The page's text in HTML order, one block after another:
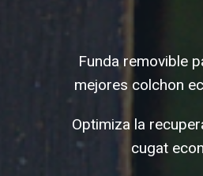
Funda removible
mejores colchon
Optimiza la
cugat